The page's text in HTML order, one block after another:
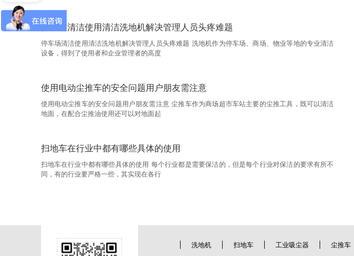
停车场清洁使用清洁洗地机解决管理人员头疼难题
停车场清洁使用清洁洗地机解决管理人员头疼难题 洗地机作为停车场、商场、物业等地的专业清洁
设备，得到了使用者和企业管理者的高度
使用电动尘推车的安全问题用户朋友需注意
使用电动尘推车的安全问题用户朋友需注意 尘推车作为商场超市车站主要的尘推工具，既可以清洁
地面，在配合尘推油使用还可以对地面起
扫地车在行业中都有哪些具体的使用
扫地车在行业中都有哪些具体的使用 每个行业都是需要保洁的，但是每个行业对保洁的要求有所不
同，有的行业要严格一些，其实现在各行
洗地机 扫地车 工业吸尘器 尘推车